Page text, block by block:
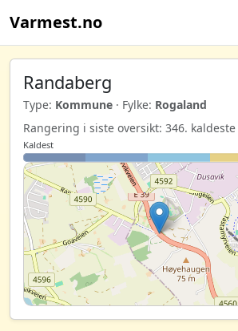
Varmest.no
Randaberg
Type: Kommune · Fylke: Rogaland
Rangering i siste oversikt: 346.
Kaldest